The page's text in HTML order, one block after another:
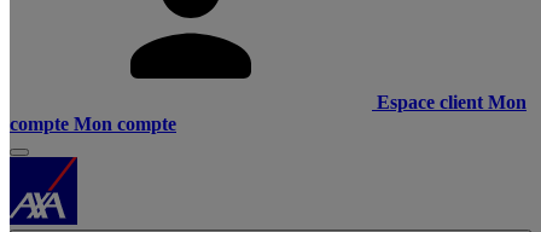
Espace client Mon
compte Mon compte